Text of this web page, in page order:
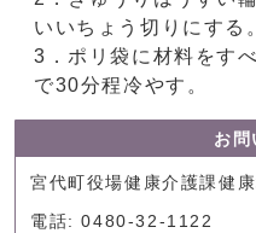
いいちょう切りにする
3．ポリ袋に材料をす
で30分程冷やす。
お問
宮代町役場健康介護課健
電話: 0480-32-1122